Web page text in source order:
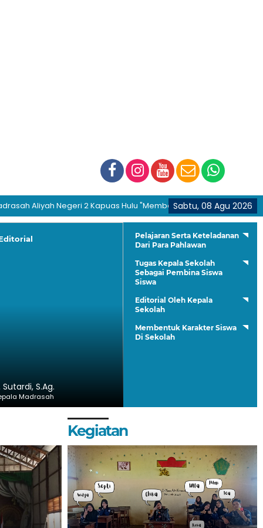
Sabtu, 08 Agu 2026
Aliyah Negeri 2 Kapuas Hulu "Membentuk Generasi Hijrah dan
Sutardi, S.Ag.
Madrasah
Pelajaran Serta Keteladanan
Dari Para Pahlawan
Tugas Kepala Sekolah
Sebagai Pembina Siswa
Siswa
Editorial Oleh Kepala
Sekolah
Membentuk Karakter Siswa
Di Sekolah
Kegiatan